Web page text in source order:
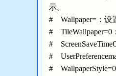
示。
# Wallpaper=：设
# TileWallpaper=0
#
#
#